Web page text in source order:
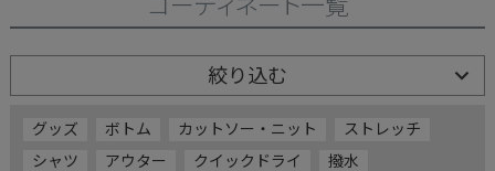
コーディネート一覧
絞り込む
グッズ ボトム カットソー・ニット
ストレッチ
シャツ
アウター クイックドライ
撥水